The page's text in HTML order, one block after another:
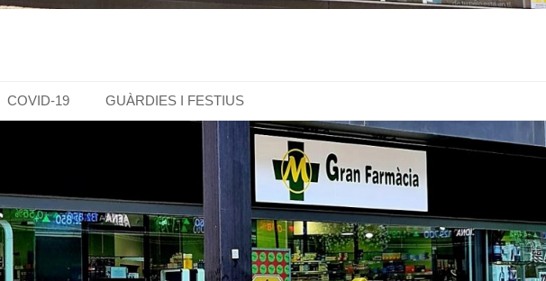
COVID-19 GUÀRDIES I FESTIUS